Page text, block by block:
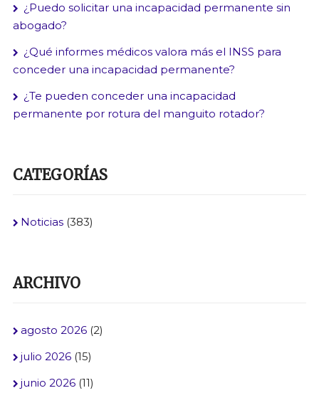
¿Puedo solicitar una incapacidad permanente sin
abogado?
¿Qué informes médicos valora más el INSS para
conceder una incapacidad permanente?
¿Te pueden conceder una incapacidad
permanente por rotura del manguito rotador?
CATEGORÍAS
Noticias(383)
ARCHIVO
agosto 2026(2)
julio 2026(15)
junio 2026(11)